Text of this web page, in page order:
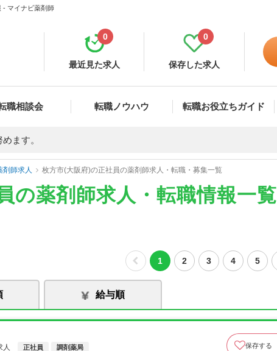
- マイナビ薬剤師
最近見た求人
0
保存した求人
0
職相談会 転職ノウハウ 転職お役立ちガイド
ます。
剤師求人 枚方市(大阪府)の正社員の薬剤師求人・転職・募集一覧
の薬剤師求人・転職情報一覧
1 2 3 4 5
給与順
人
正社員 調剤薬局 保存する